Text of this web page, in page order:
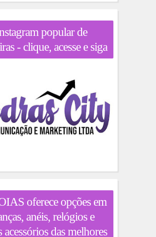
popular de
- clique, acesse e siga
oferece opções em
anéis, relógios e
acessórios das melhores